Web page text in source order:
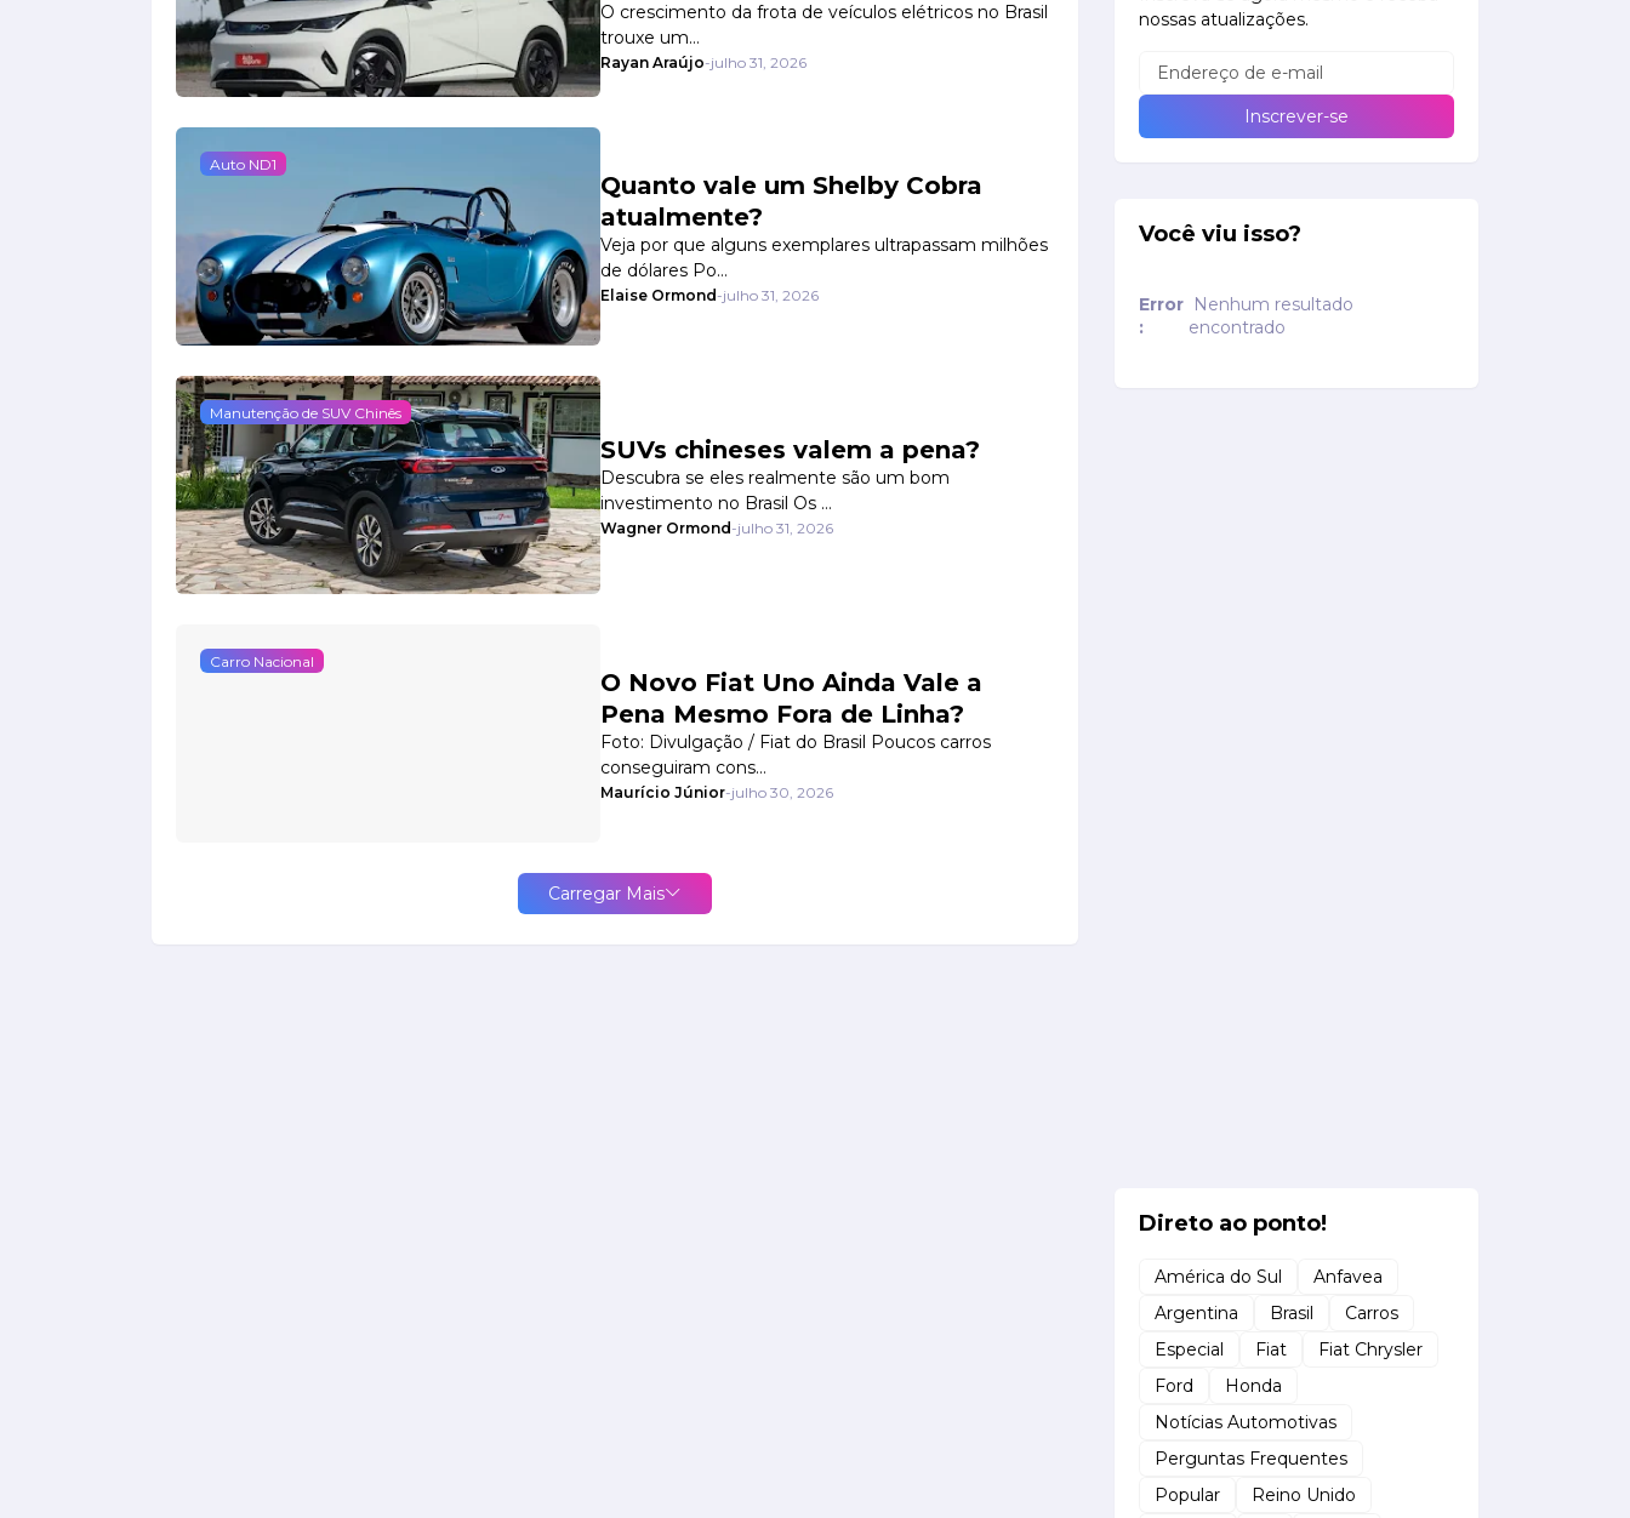
pena?
O crescimento da frota de veículos elétricos no Brasil
trouxe um…
Rayan Araújo-julho 31, 2026
Auto ND1
Quanto vale um Shelby Cobra
atualmente?
Veja por que alguns exemplares ultrapassam milhões
de dólares Po…
Elaise Ormond-julho 31, 2026
Manutenção de SUV Chinês
SUVs chineses valem a pena?
Descubra se eles realmente são um bom
investimento no Brasil Os …
Wagner Ormond-julho 31, 2026
Carro Nacional
O Novo Fiat Uno Ainda Vale a
Pena Mesmo Fora de Linha?
Foto: Divulgação / Fiat do Brasil Poucos carros
conseguiram cons…
Maurício Júnior-julho 30, 2026
Carregar Mais
nossas atualizações.
Você viu isso?
Error
:
Nenhum resultado
encontrado
Direto ao ponto!
América do Sul
Anfavea
Argentina
Brasil
Carros
Especial
Fiat
Fiat Chrysler
Ford
Honda
Notícias Automotivas
Perguntas Frequentes
Popular
Reino Unido